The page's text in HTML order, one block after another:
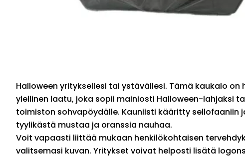
Halloween yrityksellesi tai ystävällesi. Tämä kaukalo on
ylellinen laatu, joka sopii mainiosti Halloween-lahjaksi
toimiston sohvapöydälle. Kauniisti kääritty sellofaaniin
tyylikästä mustaa ja oranssia nauhaa.
Voit vapaasti liittää mukaan henkilökohtaisen
valitsemasi kuvan. Yritykset voivat helposti lisätä